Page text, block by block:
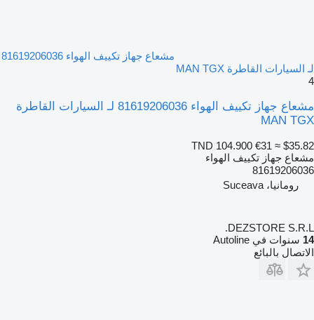
مشعاع جهاز تكييف الهواء 81619206036
لـ السيارات القاطرة MAN TGX
4
مشعاع جهاز تكييف الهواء 81619206036 لـ السيارات القاطرة
MAN TGX
TND 104.900 €31 ≈ $35.82
مشعاع جهاز تكييف الهواء
81619206036
رومانيا، Suceava
DEZSTORE S.R.L.
14 سنوات في Autoline
الاتصال بالبائع